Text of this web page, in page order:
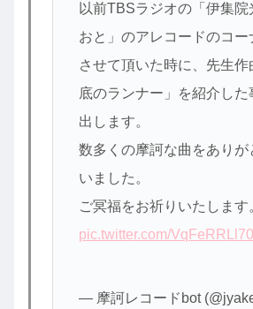
以前TBSラジオの「伊集院
おと」のアレコードのコー
させて頂いた時に、先生作
底のランナー」を紹介した
出します。
数多くの摩訶な曲をありが
いました。
ご冥福をお祈りいたします
pic.twitter.com/VqFeRRLl70
— 摩訶レコードbot